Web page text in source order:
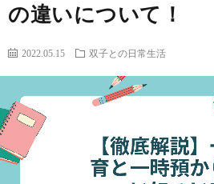
の違いについて！
2022.05.15 双子との日常生活